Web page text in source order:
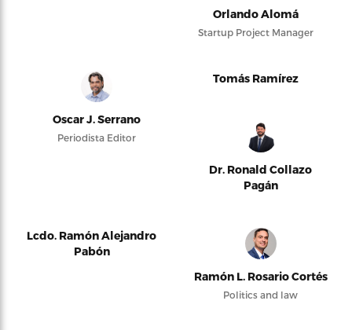
Orlando Alomá
Startup Project Manager
Oscar J. Serrano
Periodista Editor
Tomás Ramírez
Dr. Ronald Collazo
Pagán
Lcdo. Ramón Alejandro
Pabón
Ramón L. Rosario Cortés
Politics and law